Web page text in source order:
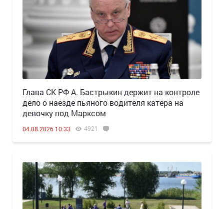
Глава СК РФ А. Бастрыкин держит на контроле
дело о наезде пьяного водителя катера на
девочку под Марксом
04.08.2026 10:33 4921